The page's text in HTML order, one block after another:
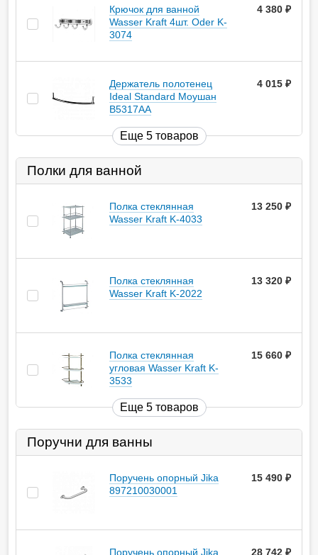
Крючок для ванной
Wasser Kraft 4шт. Oder K-
3074
4 380
Держатель полотенец
Ideal Standard Моушан
B5317AA
4 015
Еще 5 товаров
Полки для ванной
Полка стеклянная
Wasser Kraft K-4033
13 250
Полка стеклянная
Wasser Kraft K-2022
13 320
Полка стеклянная
угловая Wasser Kraft K-
3533
15 660
Еще 5 товаров
Поручни для ванны
Поручень опорный Jika
897210030001
15 490
Поручень опорный Jika 28 742